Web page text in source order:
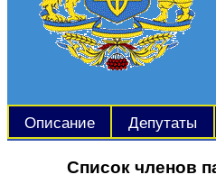
Описание Депутаты
Список членов